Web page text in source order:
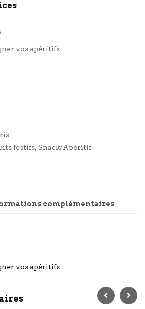
vos apéritifs
festifs,Snack/Apéritif
complémentaires
vos apéritifs